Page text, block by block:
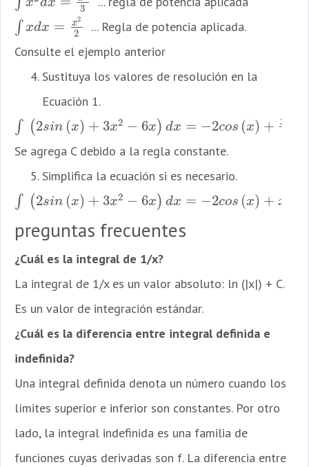
x dx 3
∫ xdx = x2
2
xdx=x 22
... Regla de potencia aplicada.
Consulte el ejemplo anterior
Sustituya los valores de resolución en la
Ecuación 1.
∫ (2sin (x) + 3x2 − 6x) dx = −2cos (x) + 3
(2 sn(x)+ 3x2 −6x )dx= −2 cos( x)+3 x3 3−6x22 +C
Se agrega C debido a la regla constante.
Simplifica la ecuación si es necesario.
∫ (2sin (x) + 3x2 − 6x) dx = −2cos (x) + x
(2 sn(x)+ 3x2 −6x )dx= −2 cos( x)+x 3− 3x2+C
preguntas frecuentes
¿Cuál es la integral de 1/x?
La integral de 1/x es un valor absoluto: ln (|x|) + C.
Es un valor de integración estándar.
¿Cuál es la diferencia entre integral definida e
indefinida?
Una integral definida denota un número cuando los
límites superior e inferior son constantes. Por otro
lado, la integral indefinida es una familia de
funciones cuyas derivadas son f. La diferencia entre